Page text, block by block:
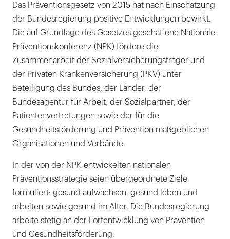
Das Präventionsgesetz von 2015 hat nach Einschätzung
der Bundesregierung positive Entwicklungen bewirkt.
Die auf Grundlage des Gesetzes geschaffene Nationale
Präventionskonferenz (NPK) fördere die
Zusammenarbeit der Sozialversicherungsträger und
der Privaten Krankenversicherung (PKV) unter
Beteiligung des Bundes, der Länder, der
Bundesagentur für Arbeit, der Sozialpartner, der
Patientenvertretungen sowie der für die
Gesundheitsförderung und Prävention maßgeblichen
Organisationen und Verbände.
In der von der NPK entwickelten nationalen
Präventionsstrategie seien übergeordnete Ziele
formuliert: gesund aufwachsen, gesund leben und
arbeiten sowie gesund im Alter. Die Bundesregierung
arbeite stetig an der Fortentwicklung von Prävention
und Gesundheitsförderung.